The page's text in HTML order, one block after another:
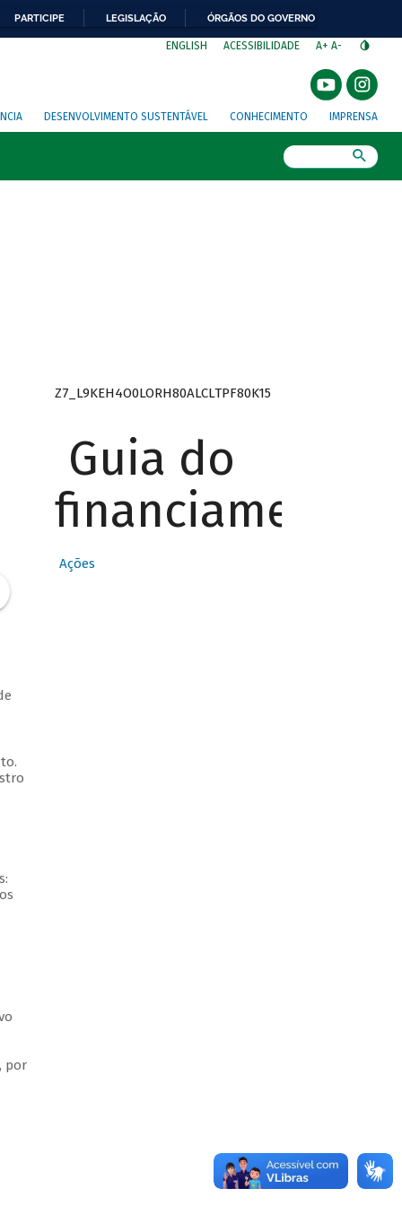
PARTICIPE LEGISLAÇÃO ÓRGÃOS DO GOVERNO
ENGLISH ACESSIBILIDADE A+ A-
DESENVOLVIMENTO SUSTENTÁVEL CONHECIMENTO IMPRENSA
por
Z7_L9KEH4O0LORH80ALCLTPF80K15
Guia do
financiamento
Ações